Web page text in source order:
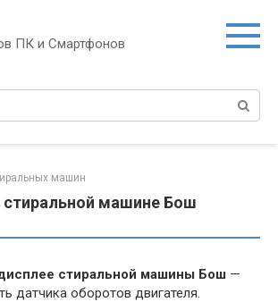
ПК и Смартфонов
машин
стиральной машине Бош
стиральной машины Бош —
датчика оборотов двигателя.